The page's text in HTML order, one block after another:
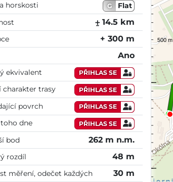
horskosti
G
Flat
⨦ 14.5 km
+ 300 m
Ano
ekvivalent PŘIHLAS SE
charakter trasy PŘIHLAS SE
povrch PŘIHLAS SE
dne PŘIHLAS SE
bod 262 m n.m.
rozdíl 48 m
měření, odečet každých 30 m